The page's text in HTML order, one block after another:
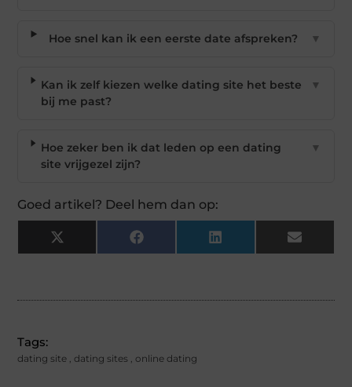
Hoe snel kan ik een eerste date afspreken? ▼
Kan ik zelf kiezen welke dating site het beste
bij me past?
▼
Hoe zeker ben ik dat leden op een dating
site vrijgezel zijn?
▼
Goed artikel? Deel hem dan op:
X
(Twitter)
Facebook LinkedIn Email
Tags:
dating site dating sites online dating